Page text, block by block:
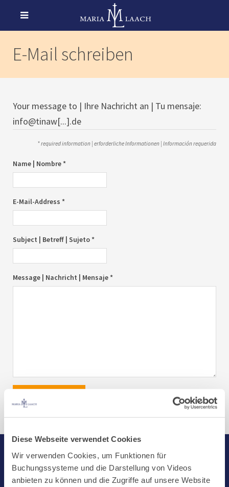
Diese Webseite verwendet Cookies
Wir verwenden Cookies, um Funktionen für
Buchungssysteme und die Darstellung von Videos
anbieten zu können und die Zugriffe auf unsere Website
E-Mail schreiben
Your message to | Ihre Nachricht an | Tu mensaje:
info@tinaw[...].de
* required information | erforderliche Informationen | Información requerida
Name | Nombre *
E-Mail-Address *
Subject | Betreff | Sujeto *
Message | Nachricht | Mensaje *
Start
Aktuelles